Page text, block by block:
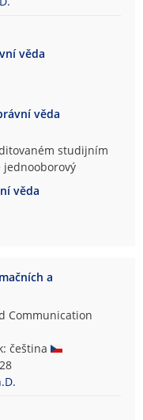
věda
věda
studijním
věda
a
Communication
čeština